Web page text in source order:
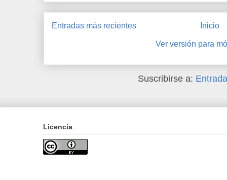
Entradas más recientes Inicio
Ver versión para
Suscribirse a:
Licencia